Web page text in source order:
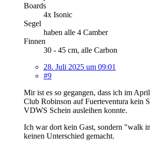
Boards
4x Isonic
Segel
haben alle 4 Camber
Finnen
30 - 45 cm, alle Carbon
28. Juli 2025 um 09:01
#9
Mir ist es so gegangen, dass ich im
Club Robinson auf Fuerteventura kein
VDWS Schein ausleihen konnte.
Ich war dort kein Gast, sondern "walk
keinen Unterschied gemacht.